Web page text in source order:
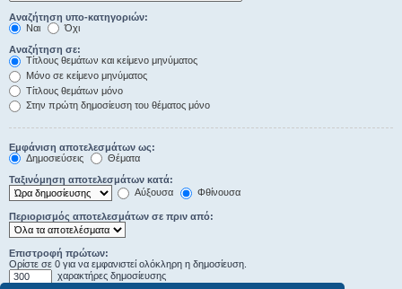
Αναζήτηση υπο-κατηγοριών:
Ναι
Όχι
Αναζήτηση σε:
Τίτλους θεμάτων και κείμενο μηνύματος
Μόνο σε κείμενο μηνύματος
Τίτλους θεμάτων μόνο
Στην πρώτη δημοσίευση του θέματος μόνο
Εμφάνιση αποτελεσμάτων ως:
Δημοσιεύσεις
Θέματα
Ταξινόμηση αποτελεσμάτων κατά:
Αύξουσα
Φθίνουσα
Περιορισμός αποτελεσμάτων σε πριν από:
Επιστροφή πρώτων:
Ορίστε σε 0 για να εμφανιστεί ολόκληρη η δημοσίευση.
χαρακτήρες δημοσίευσης